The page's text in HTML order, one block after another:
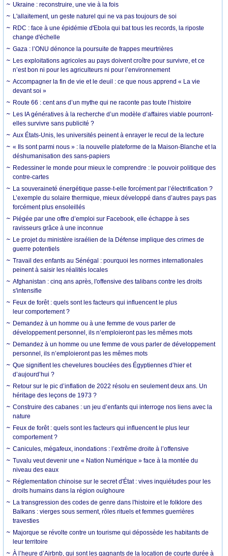
Ukraine : reconstruire, une vie à la fois
L'allaitement, un geste naturel qui ne va pas toujours de soi
RDC : face à une épidémie d'Ebola qui bat tous les records, la riposte
change d'échelle
Gaza : l’ONU dénonce la poursuite de frappes meurtrières
Les exploitations agricoles au pays doivent croître pour survivre, et ce
n’est bon ni pour les agriculteurs ni pour l’environnement
Accompagner la fin de vie et le deuil : ce que nous apprend « La vie
devant soi »
Route 66 : cent ans d’un mythe qui ne raconte pas toute l’histoire
Les IA génératives à la recherche d’un modèle d’affaires viable pourront-
elles survivre sans publicité ?
Aux États-Unis, les universités peinent à enrayer le recul de la lecture
« Ils sont parmi nous » : la nouvelle plateforme de la Maison-Blanche et la
déshumanisation des sans-papiers
Redessiner le monde pour mieux le comprendre : le pouvoir politique des
contre-cartes
La souveraineté énergétique passe-t-elle forcément par l’électrification ?
L’exemple du solaire thermique, mieux développé dans d’autres pays pas
forcément plus ensoleillés
Piégée par une offre d’emploi sur Facebook, elle échappe à ses
ravisseurs grâce à une inconnue
Le projet du ministère israélien de la Défense implique des crimes de
guerre potentiels
Travail des enfants au Sénégal : pourquoi les normes internationales
peinent à saisir les réalités locales
Afghanistan : cinq ans après, l'offensive des talibans contre les droits
s'intensifie
Feux de forêt : quels sont les facteurs qui influencent le plus
leur comportement ?
Demandez à un homme ou à une femme de vous parler de
développement personnel, ils n’emploieront pas les mêmes mots
Demandez à un homme ou une femme de vous parler de développement
personnel, ils n’emploieront pas les mêmes mots
Que signifient les chevelures bouclées des Égyptiennes d’hier et
d’aujourd’hui ?
Retour sur le pic d’inflation de 2022 résolu en seulement deux ans. Un
héritage des leçons de 1973 ?
Construire des cabanes : un jeu d’enfants qui interroge nos liens avec la
nature
Feux de forêt : quels sont les facteurs qui influencent le plus leur
comportement ?
Canicules, mégafeux, inondations : l’extrême droite à l’offensive
Tuvalu veut devenir une « Nation Numérique » face à la montée du
niveau des eaux
Réglementation chinoise sur le secret d'État : vives inquiétudes pour les
droits humains dans la région ouïghoure
La transgression des codes de genre dans l'histoire et le folklore des
Balkans : vierges sous serment, rôles rituels et femmes guerrières
travesties
Majorque se révolte contre un tourisme qui dépossède les habitants de
leur territoire
À l’heure d’Airbnb, qui sont les gagnants de la location de courte durée à